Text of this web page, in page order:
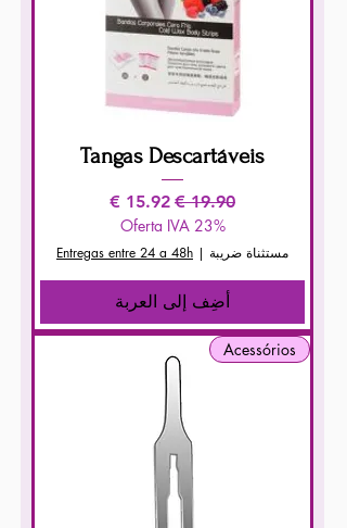
Tangas Descartáveis
سعر عاديسعر البيع
Oferta IVA 23%
مستثناة ضريبة |
Entregas entre 24 a 48h
أضِف إلى العربة
Acessórios